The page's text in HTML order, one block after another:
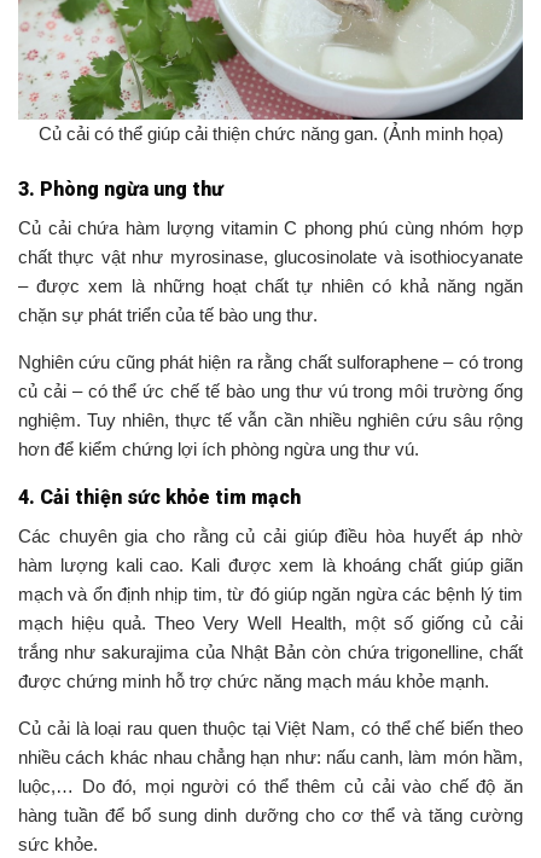
Củ cải có thể giúp cải thiện chức năng gan. (Ảnh minh họa)
3. Phòng ngừa ung thư
Củ cải chứa hàm lượng vitamin C phong phú cùng nhóm hợp
chất thực vật như myrosinase, glucosinolate và isothiocyanate
– được xem là những hoạt chất tự nhiên có khả năng ngăn
chặn sự phát triển của tế bào ung thư.
Nghiên cứu cũng phát hiện ra rằng chất sulforaphene – có trong
củ cải – có thể ức chế tế bào ung thư vú trong môi trường ống
nghiệm. Tuy nhiên, thực tế vẫn cần nhiều nghiên cứu sâu rộng
hơn để kiểm chứng lợi ích phòng ngừa ung thư vú.
4. Cải thiện sức khỏe tim mạch
Các chuyên gia cho rằng củ cải giúp điều hòa huyết áp nhờ
hàm lượng kali cao. Kali được xem là khoáng chất giúp giãn
mạch và ổn định nhịp tim, từ đó giúp ngăn ngừa các bệnh lý tim
mạch hiệu quả. Theo Very Well Health, một số giống củ cải
trắng như sakurajima của Nhật Bản còn chứa trigonelline, chất
được chứng minh hỗ trợ chức năng mạch máu khỏe mạnh.
Củ cải là loại rau quen thuộc tại Việt Nam, có thể chế biến theo
nhiều cách khác nhau chẳng hạn như: nấu canh, làm món hầm,
luộc,… Do đó, mọi người có thể thêm củ cải vào chế độ ăn
hàng tuần để bổ sung dinh dưỡng cho cơ thể và tăng cường
sức khỏe.